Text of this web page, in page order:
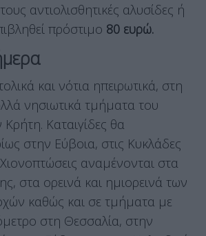
αντιολισθητικές αλυσίδες ή
πρόστιμο 80 ευρώ.
και νότια ηπειρωτικά, στη
νησιωτικά τμήματα του
Κρήτη. Καταιγίδες θα
στην Εύβοια, στις Κυκλάδες
αναμένονται στα
στα ορεινά και ημιορεινά των
καθώς και σε τμήματα με
στη Θεσσαλία, στην